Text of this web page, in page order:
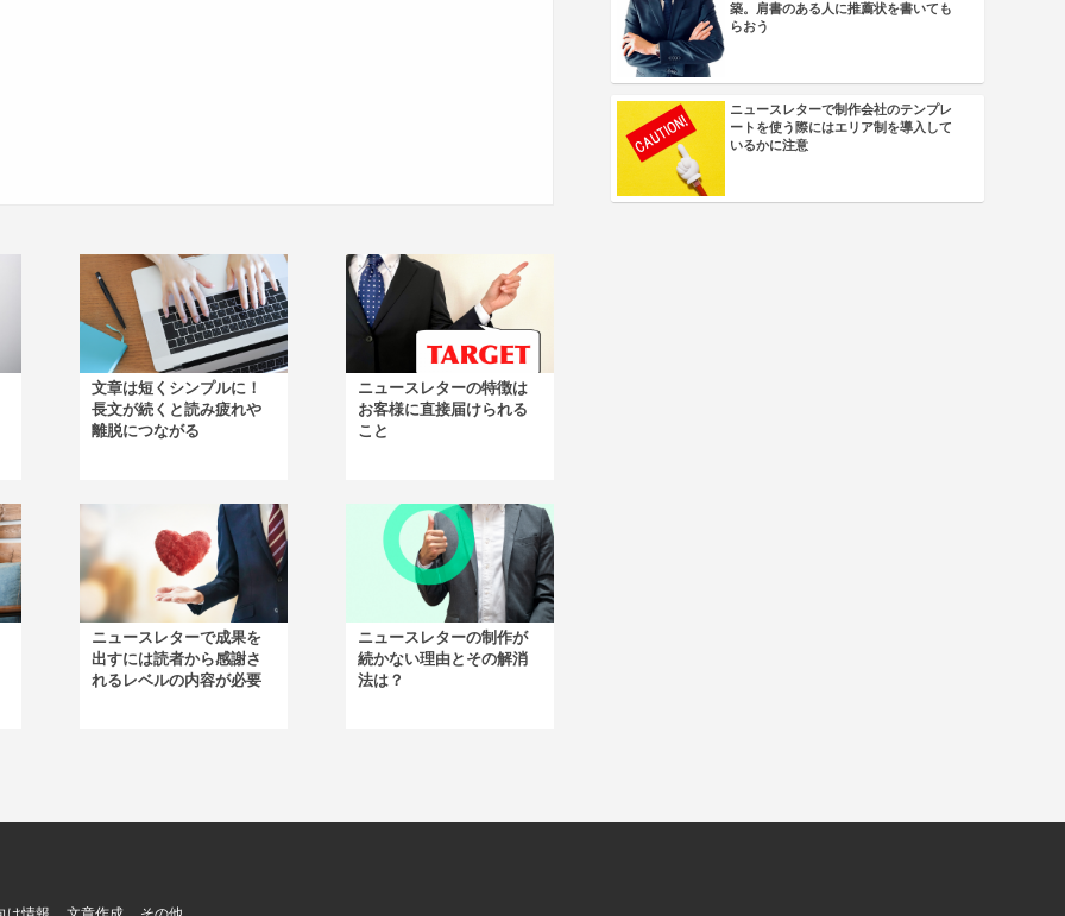
文章は短くシンプルに！
長文が続くと読み疲れや
離脱につながる
ニュースレターの特徴は
お客様に直接届けられる
こと
ニュースレターで成果を
出すには読者から感謝さ
れるレベルの内容が必要
ニュースレターの制作が
続かない理由とその解消
法は？
築。肩書のある人に推薦状を書いても
らおう
ニュースレターで制作会社のテンプレ
ートを使う際にはエリア制を導入して
いるかに注意